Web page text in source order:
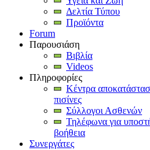
Δελτία Τύπου
Προϊόντα
Forum
Παρουσιάση
Βιβλία
Videos
Πληροφορίες
Κέντρα
πισίνες
Σύλλογοι Ασθενών
Τηλέφωνα για
βοήθεια
Συνεργάτες